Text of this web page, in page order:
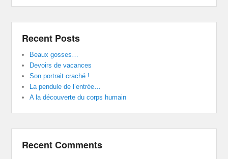
Recent Posts
Beaux gosses…
Devoirs de vacances
Son portrait craché !
La pendule de l’entrée…
A la découverte du corps humain
Recent Comments